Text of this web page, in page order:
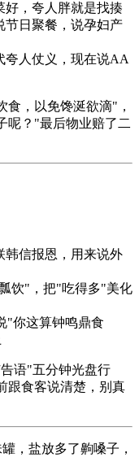
好，夸人胖就是找揍
节日聚餐，说孕妇产
夸人仗义，现在说AA
食，以免馋涎欲滴"，
呢？"最后物业赔了二
韩信报恩，用来说外
饮"，把"吃得多"美化
"你这算钟鸣鼎食
语"五分钟光盘行
跟食客说清楚，别真
，盐放多了齁嗓子，